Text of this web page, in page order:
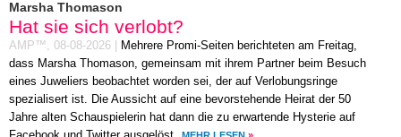
Marsha Thomason
Hat sie sich verlobt?
AMP™, 08-08-2026
Mehrere Promi-Seiten berichteten am Freitag,
dass Marsha Thomason, gemeinsam mit ihrem Partner beim Besuch
eines Juweliers beobachtet worden sei, der auf Verlobungsringe
spezialisert ist. Die Aussicht auf eine bevorstehende Heirat der 50
Jahre alten Schauspielerin hat dann die zu erwartende Hysterie auf